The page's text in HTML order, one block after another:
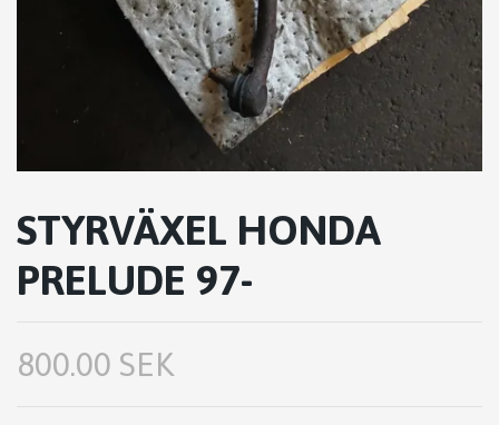
STYRVÄXEL HONDA
PRELUDE 97-
800.00 SEK